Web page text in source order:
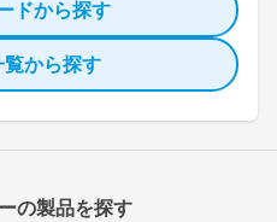
ドから探す
覧から探す
の製品を探す